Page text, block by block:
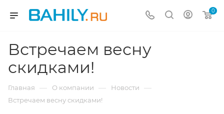
0
Встречаем весну
скидками!
Главная — О компании — Новости —
Встречаем весну скидками!